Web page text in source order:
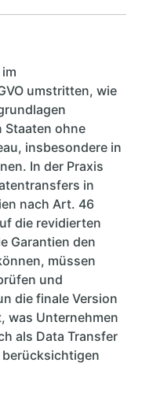
umstritten, wie
Staaten ohne
insbesondere in
In der Praxis
in
nach Art. 46
die revidierten
Garantien den
müssen
und
die finale Version
was Unternehmen
als Data Transfer